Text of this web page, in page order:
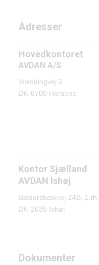
Adresser
Hovedkontoret
AVDAN A/S
Vrøndingvej 2
DK-8700 Horsens
Kontor Sjælland
AVDAN Ishøj
Baldersbækvej 24B, 1.th.
DK-2635 Ishøj
Dokumenter